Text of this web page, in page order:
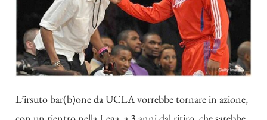
L’irsuto bar(b)one da UCLA vorrebbe tornare in azione,